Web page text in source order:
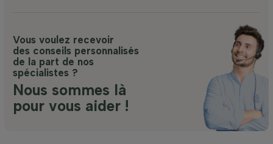
Vous voulez recevoir
des conseils personnalisés
de la part de nos
spécialistes ?
Nous sommes là
pour vous aider !